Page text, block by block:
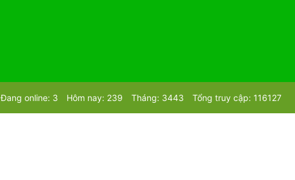
Đang online: 3 Hôm nay: 239 Tháng: 3443 Tổng truy cập: 116127